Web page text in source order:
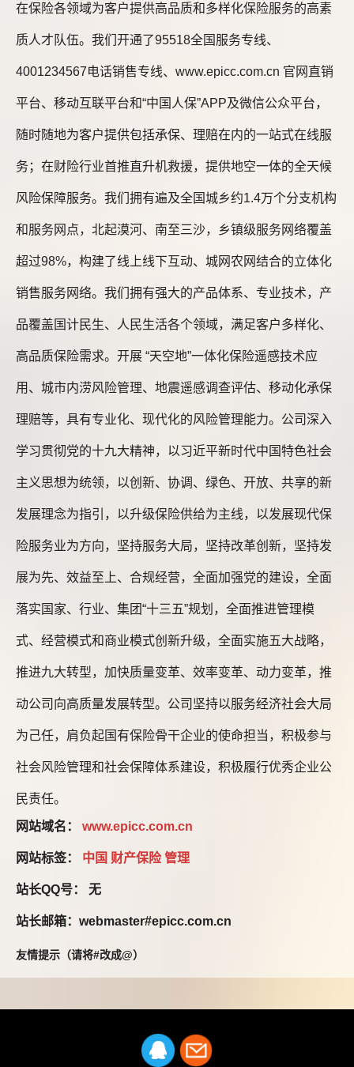
在保险各领域为客户提供高品质和多样化保险服务的高素
质人才队伍。我们开通了95518全国服务专线、
4001234567电话销售专线、www.epicc.com.cn 官网直销
平台、移动互联平台和“中国人保”APP及微信公众平台，
随时随地为客户提供包括承保、理赔在内的一站式在线服
务；在财险行业首推直升机救援，提供地空一体的全天候
风险保障服务。我们拥有遍及全国城乡约1.4万个分支机构
和服务网点，北起漠河、南至三沙，乡镇级服务网络覆盖
超过98%，构建了线上线下互动、城网农网结合的立体化
销售服务网络。我们拥有强大的产品体系、专业技术，产
品覆盖国计民生、人民生活各个领域，满足客户多样化、
高品质保险需求。开展 “天空地”一体化保险遥感技术应
用、城市内涝风险管理、地震遥感调查评估、移动化承保
理赔等，具有专业化、现代化的风险管理能力。公司深入
学习贯彻党的十九大精神，以习近平新时代中国特色社会
主义思想为统领，以创新、协调、绿色、开放、共享的新
发展理念为指引，以升级保险供给为主线，以发展现代保
险服务业为方向，坚持服务大局，坚持改革创新，坚持发
展为先、效益至上、合规经营，全面加强党的建设，全面
落实国家、行业、集团“十三五”规划，全面推进管理模
式、经营模式和商业模式创新升级，全面实施五大战略，
推进九大转型，加快质量变革、效率变革、动力变革，推
动公司向高质量发展转型。公司坚持以服务经济社会大局
为己任，肩负起国有保险骨干企业的使命担当，积极参与
社会风险管理和社会保障体系建设，积极履行优秀企业公
民责任。
网站域名： www.epicc.com.cn
网站标签： 中国 财产保险管理
站长QQ号： 无
站长邮箱：webmaster#epicc.com.cn
友情提示（请将#改成@）